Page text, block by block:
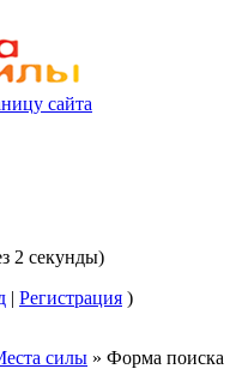
сайта
2 секунды)
| Регистрация )
силы » Форма поиска